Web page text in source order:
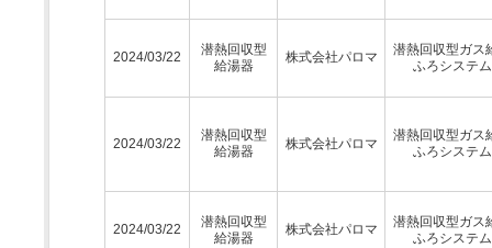
2024/03/22
潜熱回収型
給湯器
株式会社パロマ
潜熱回収型ガス
ふろシステム
2024/03/22
潜熱回収型
給湯器
株式会社パロマ
潜熱回収型ガス
ふろシステム
2024/03/22
潜熱回収型
給湯器
株式会社パロマ
潜熱回収型ガス
ふろシステム